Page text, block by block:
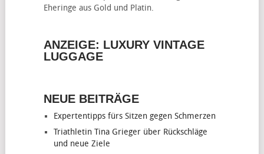
Eheringe aus Gold und Platin.
ANZEIGE: LUXURY VINTAGE
LUGGAGE
NEUE BEITRÄGE
Expertentipps fürs Sitzen gegen Schmerzen
Triathletin Tina Grieger über Rückschläge
und neue Ziele